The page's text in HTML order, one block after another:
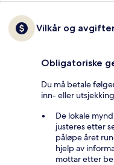
Vilkår og
Obligatoriske
Du må betale
inn- eller
De lokale
justeres etter
påløpe året
hjelp av
mottar etter